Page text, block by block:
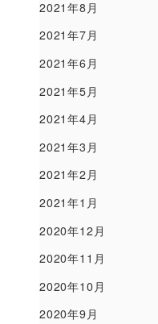
2021年8月
2021年7月
2021年6月
2021年5月
2021年4月
2021年3月
2021年2月
2021年1月
2020年12月
2020年11月
2020年10月
2020年9月